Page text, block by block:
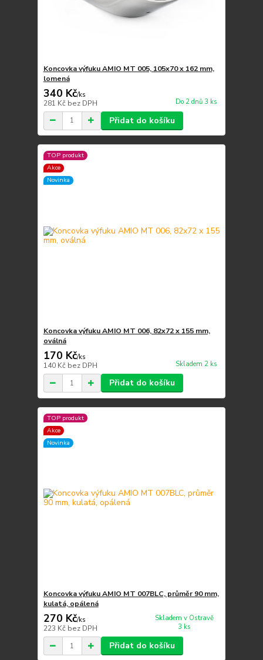
Koncovka výfuku AMIO MT 005, 105x70 x 162 mm,
lomená
340 Kč/ks
281 Kč bez DPH Do 2 dnů 3 ks
Přidat do košíku
TOP produkt
Akce
Novinka
Koncovka výfuku AMIO MT 006, 82x72 x 155 mm,
oválná
170 Kč/ks
140 Kč bez DPH Skladem 2 ks
Přidat do košíku
TOP produkt
Akce
Novinka
Koncovka výfuku AMIO MT 007BLC, průměr 90 mm,
kulatá, opálená
270 Kč/ks
223 Kč bez DPH
Skladem v Ostravě
3 ks
Přidat do košíku